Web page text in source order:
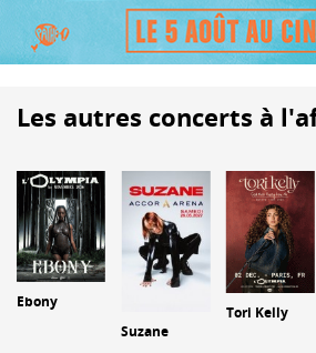
Les autres concerts à
Ebony
Suzane
Tori Kelly